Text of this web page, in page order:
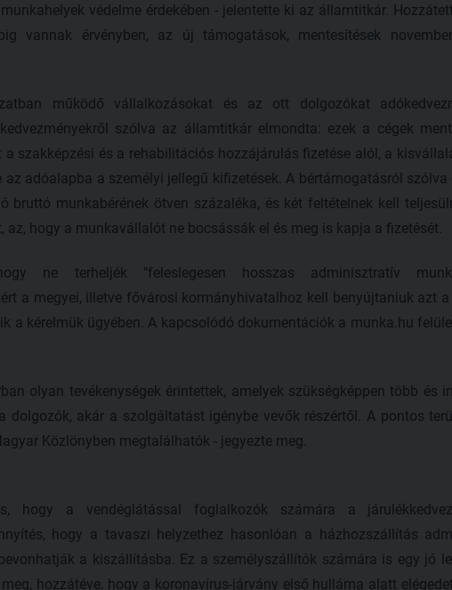
védelme érdekében - jelentette ki az államtitkár.
vannak érvényben, az új támogatások, mentesítések
működő vállalkozásokat és az ott dolgozókat
szólva az államtitkár elmondta: ezek a cégek
szakképzési és a rehabilitációs hozzájárulás fizetése alól, a
adóalapba a személyi jellegű kifizetések. A bértámogatásról szólva
bruttó munkabérének ötven százaléka, és két feltételnek kell
hogy a munkavállalót ne bocsássák el és meg is kapja a fizetését.
ne terheljék "feleslegesen hosszas adminisztratív
a megyei, illetve fővárosi kormányhivatalhoz kell benyújtaniuk azt a
a kérelmük ügyében. A kapcsolódó dokumentációk a munka.hu
olyan tevékenységek érintettek, amelyek szükségképpen több és
dolgozók, akár a szolgáltatást igénybe vevők részértől. A pontos
Közlönyben megtalálhatók - jegyezte meg.
hogy a vendéglátással foglalkozók számára a
hogy a tavaszi helyzethez hasonlóan a házhozszállítás
a kiszállításba. Ez a személyszállítók számára is egy jó
hozzátéve, hogy a koronavírus-járvány első hulláma alatt